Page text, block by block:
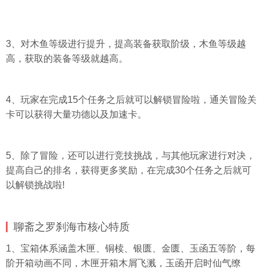
3、对木鱼等级进行提升，提高装备获取阶级，木鱼等级越
高，获取的装备等级就越高。
4、玩家在完成15个任务之后就可以解锁冒险啦，通关冒险关
卡可以获得大量功德以及加速卡。
5、除了冒险，还可以进行竞技挑战，与其他玩家进行对决，
提高自己的排名，获得更多奖励，在完成30个任务之后就可
以解锁挑战啦!
聊斋之罗刹海市核心特质
1、宝箱体系涵盖木匣、铜椟、银匮、金匮、玉函五等阶，每
阶开箱动画不同，木匣开箱木屑飞溅，玉函开启时仙气缭